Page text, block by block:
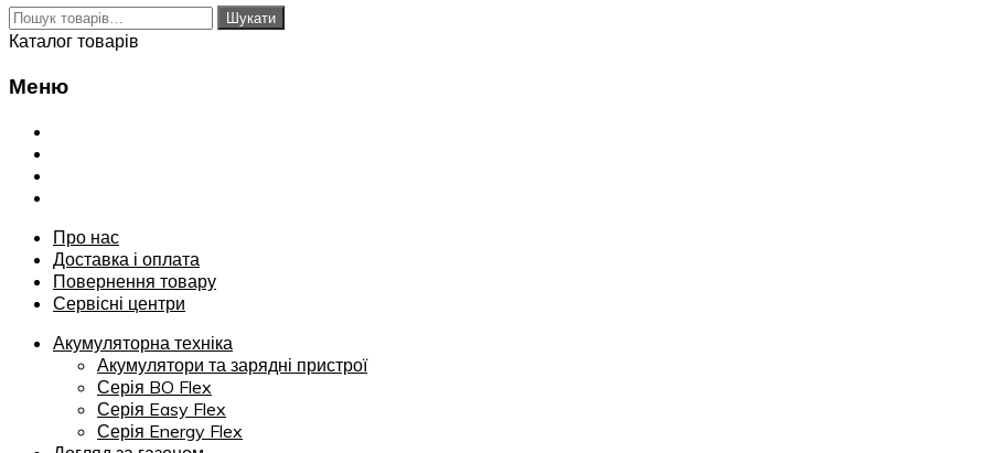
Шукати: Шукати
Каталог товарів
Меню
Переглянути
Про нас
Доставка і оплата
Повернення товару
Сервісні центри
Акумуляторна техніка
Акумулятори та зарядні пристрої
Серія BO Flex
Серія Easy Flex
Серія Energy Flex